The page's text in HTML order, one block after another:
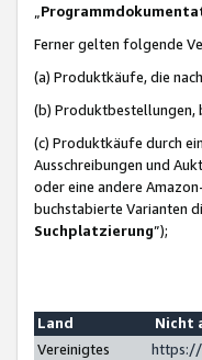
Ferner gelten folgende
(a) Produktkäufe, die
(b) Produktbestellungen,
(c) Produktkäufe durch
Ausschreibungen und
oder eine andere
buchstabierte Varianten
Suchplatzierung”);
Land
Nicht
Vereinigtes
https://